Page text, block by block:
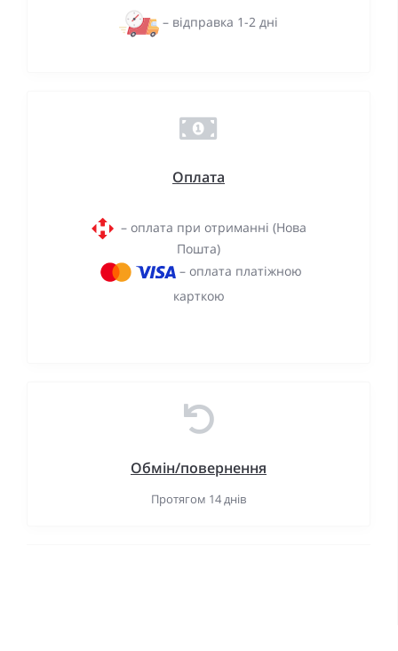
– відправка 1-2 дні
Оплата
– оплата при отриманні (Нова
Пошта)
– оплата платіжною
карткою
Обмін/повернення
Протягом 14 днів